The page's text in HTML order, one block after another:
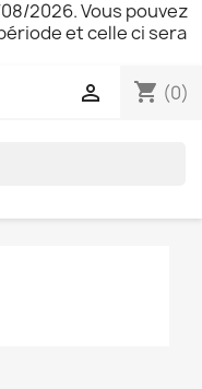
2026. Vous pouvez
et celle ci sera
shopping_cart (0)
